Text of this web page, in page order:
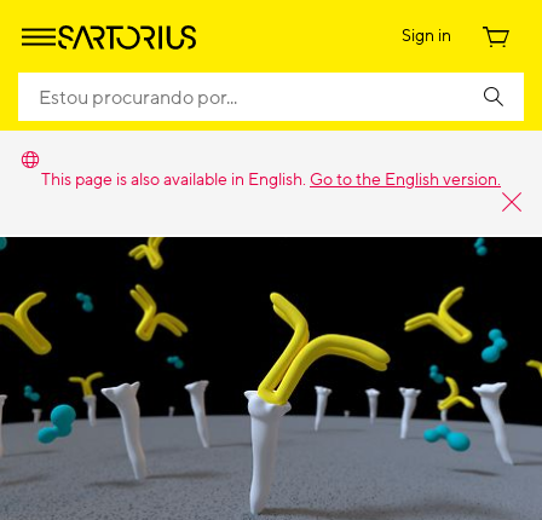
Sign in
This page is also available in English. Go to the English version.